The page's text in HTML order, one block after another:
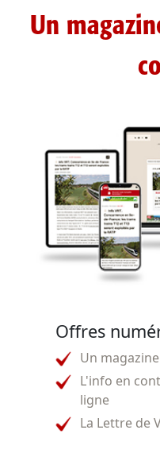
Un
Offres
Un
L'info en
ligne
La Lettre de